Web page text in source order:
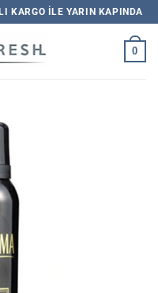
KARGO ILE YARIN KAPINDA
0